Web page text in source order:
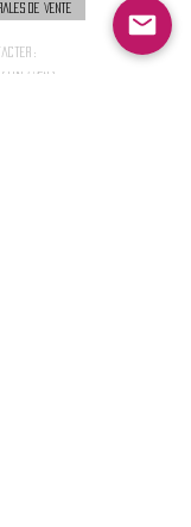
de vente
:
( Lun / Ven )